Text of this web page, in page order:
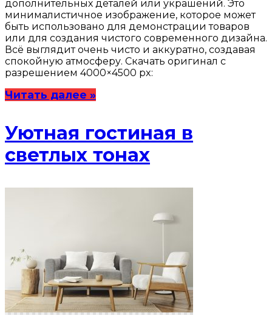
дополнительных деталей или украшений. Это
минималистичное изображение, которое может
быть использовано для демонстрации товаров
или для создания чистого современного дизайна.
Всё выглядит очень чисто и аккуратно, создавая
спокойную атмосферу. Скачать оригинал с
разрешением 4000×4500 px:
Читать далее »
Уютная гостиная в
светлых тонах